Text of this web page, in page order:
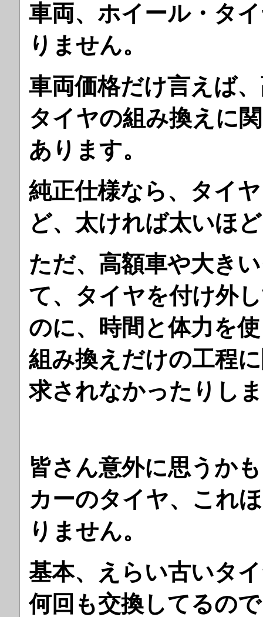
車両、ホイール・タ
りません。
車両価格だけ言えば
タイヤの組み換えに
あります。
純正仕様なら、タイ
ど、太ければ太いほ
ただ、高額車や大き
て、タイヤを付け外
のに、時間と体力を
組み換えだけの工程
求されなかったりし
皆さん意外に思うか
カーのタイヤ、これ
りません。
基本、えらい古いタ
何回も交換してるの